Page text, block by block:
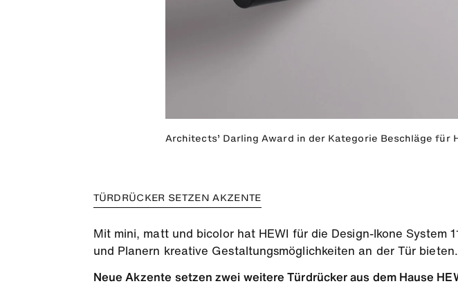
Architects’ Darling Award in der Kategorie Beschläge für
TÜRDRÜCKER SETZEN AKZENTE
Mit mini, matt und bicolor hat HEWI für die Design-Ikone
und Planern kreative Gestaltungsmöglichkeiten an der Tür bieten.
Neue Akzente setzen zwei weitere Türdrücker aus dem Hause